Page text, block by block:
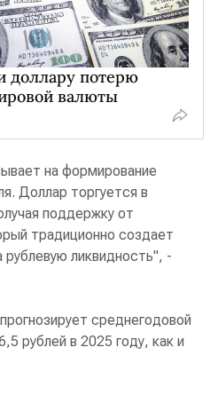
доллару потерю
валюты
на формирование
Доллар торгуется в
поддержку от
традиционно создает
ликвидность", -
среднегодовой
рублей в 2025 году, как и